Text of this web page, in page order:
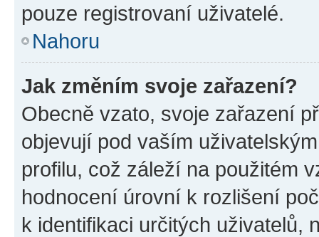
pouze registrovaní uživatelé.
Nahoru
Jak změním svoje zařazení?
Obecně vzato, svoje zařazení
objevují pod vaším
profilu, což záleží na použitém
hodnocení úrovní k rozlišení
k identifikaci určitých uživatelů,